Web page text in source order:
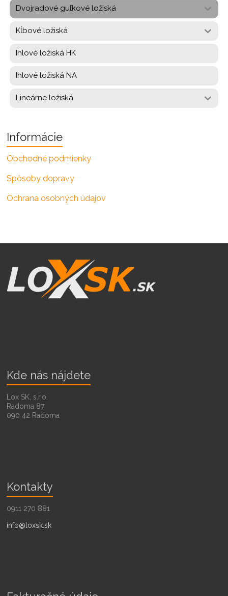
Dvojradové guľkové ložiská
Kĺbové ložiská
Ihlové ložiská HK
Ihlové ložiská NA
Lineárne ložiská
Informácie
Obchodné podmienky
Spôsoby dopravy
Ochrana osobných údajov
Kde nás nájdete
Lox SK, s.r.o.
Radoma 87
090 42 Radoma
Kontakty
0911 270 881
info@loxsk.sk